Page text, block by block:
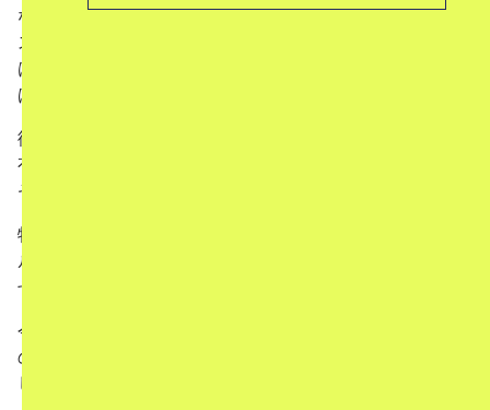
なアウトフィット、フィンガーレスグローブやサングラ
ス…一目で彼だとわかるルックスで知られたカール
は、“ファッション・レジェンド”“モードの帝王”などと呼
ばれる、唯一無二のファッションデザイナーです。
彼は、自身のブランドを手掛けるだけでなく、世界屈指の
有名メゾンでクリエイティブ・ディレクターを務め、それ
ぞれのポジションで結果を残し続けました。
特に「シャネル（CHANEL）」の復活劇は見事で、カー
ルにシャネルのイメージを持っている人も多いかもしれま
せん。
今回は、他のデザイナー達とは一線を画すファッション界
の帝王、カール・ラガーフェルドの人生について、ご紹介
していきます。